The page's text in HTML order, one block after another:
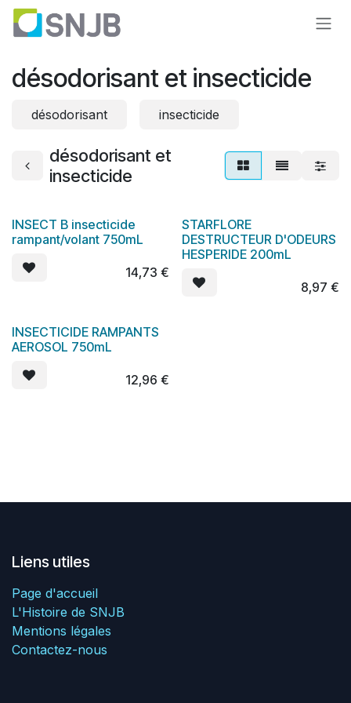
Se rendre au contenu
désodorisant et insecticide
désodorisant insecticide
désodorisant et
insecticide
INSECT B insecticide
rampant/volant 750mL
14,73 €
STARFLORE
DESTRUCTEUR D'ODEURS
HESPERIDE 200mL
8,97 €
INSECTICIDE RAMPANTS
AEROSOL 750mL
12,96 €
Liens utiles
Page d'accueil
L'Histoire de SNJB
Mentions légales
Contactez-nous